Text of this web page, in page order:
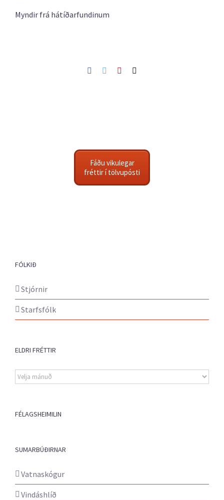
Myndir frá hátíðarfundinum
Facebook
TwitterPinterest
Fáðu vikulegar
fréttir í tölvupósti
FÓLKIÐ
Stjórnir
Starfsfólk
ELDRI FRÉTTIR
Eldri
fréttir
FÉLAGSHEIMILIN
SUMARBÚÐIRNAR
Vatnaskógur
Vindáshlíð